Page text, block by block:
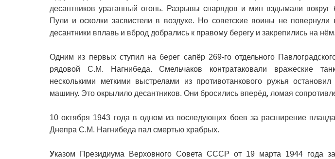
десантников ураганный огонь. Разрывы снарядов и мин вздымали
Пули и осколки засвистели в воздухе. Но советские воины не повернули
десантники вплавь и вброд добрались к правому берегу и закрепились на нём.
Одним из первых ступил на берег сапёр 269-го отдельного
рядовой С.М. Нагнибеда. Смельчаков контратаковали вражеские
несколькими меткими выстрелами из противотанкового ружья
машину. Это окрылило десантников. Они бросились вперёд, ломая
10 октября 1943 года в одном из последующих боев за расширение
Днепра С.М. Нагнибеда пал смертью храбрых.
Указом Президиума Верховного Совета СССР от 19 марта 1944 года